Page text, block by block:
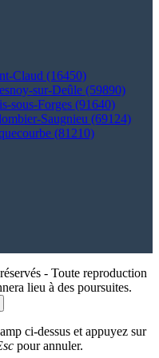
Claud (16450)
sur-Deûle (59890)
sous-Forges (91640)
Saugnieu (69124)
(81210)
- Toute reproduction
lieu à des poursuites.
ci-dessus et appuyez sur
pour annuler.